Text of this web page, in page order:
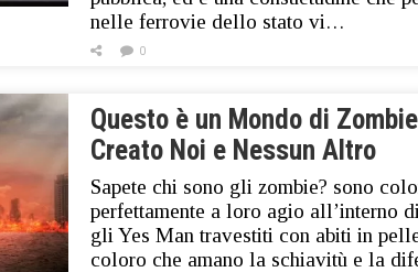
nelle ferrovie dello stato vi…
0
Questo è un Mondo di
Creato Noi e Nessun Altro
Sapete chi sono gli zombie? sono
perfettamente a loro agio all’interno
gli Yes Man travestiti con abiti in
coloro che amano la schiavitù e la